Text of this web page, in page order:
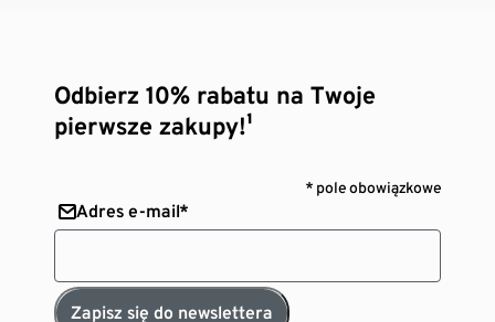
Odbierz 10% rabatu na Twoje
pierwsze zakupy!¹
* pole obowiązkowe
Adres e-mail*
Zapisz się do newslettera